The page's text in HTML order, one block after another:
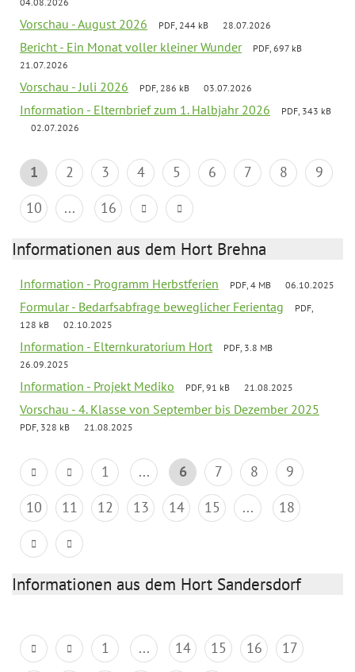
Vorschau - August 2026 PDF, 244 kB 28.07.2026
Bericht - Ein Monat voller kleiner Wunder
PDF, 697 kB
21.07.2026
Vorschau - Juli 2026 PDF, 286 kB 03.07.2026
Information - Elternbrief zum 1. Halbjahr 2026
PDF, 343 kB
02.07.2026
1 2 3 4 5 6 7 8
9
10
... 16
Informationen aus dem Hort Brehna
Information - Programm Herbstferien PDF, 4 MB 06.10.2025
Formular - Bedarfsabfrage beweglicher Ferientag
PDF,
128 kB
02.10.2025
Information - Elternkuratorium Hort
PDF, 3.8 MB
26.09.2025
Information - Projekt Mediko PDF, 91 kB 21.08.2025
Vorschau - 4. Klasse von September bis Dezember 2025
PDF, 328 kB 21.08.2025
1 ... 6 7 8
9
10
11 12 13 14 15 ... 18
Informationen aus dem Hort Sandersdorf
1 ... 14 15 16
17